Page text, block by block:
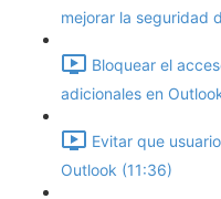
mejorar la seguridad
Bloquear el
adicionales en
Evitar que
Outlook (11:36)